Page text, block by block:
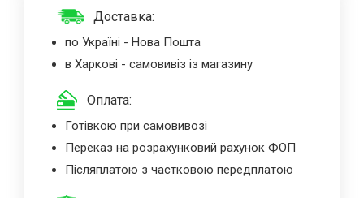
Доставка:
по Україні - Нова Пошта
в Харкові - самовивіз із магазину
Оплата:
Готівкою при самовивозі
Переказ на розрахунковий рахунок ФОП
Післяплатою з частковою передплатою